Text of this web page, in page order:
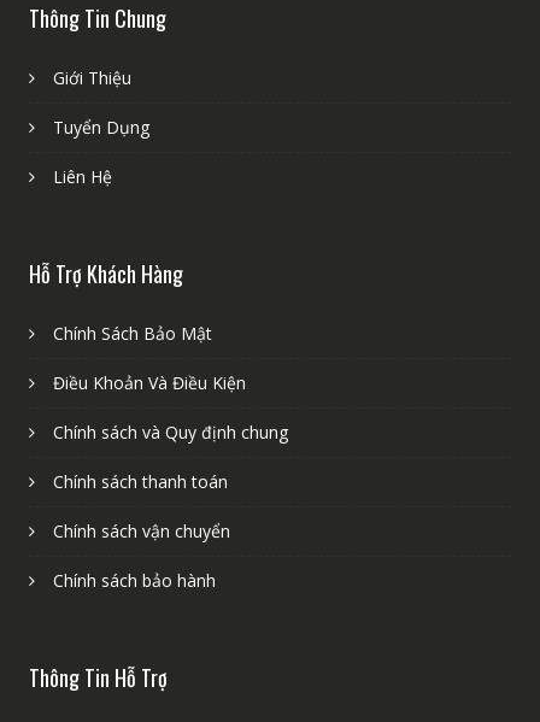
Thông Tin Chung
Giới Thiệu
Tuyển Dụng
Liên Hệ
Hỗ Trợ Khách Hàng
Chính Sách Bảo Mật
Điều Khoản Và Điều Kiện
Chính sách và Quy định chung
Chính sách thanh toán
Chính sách vận chuyển
Chính sách bảo hành
Thông Tin Hỗ Trợ